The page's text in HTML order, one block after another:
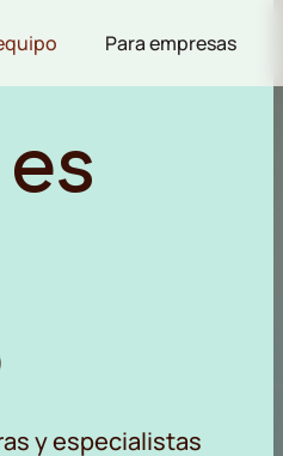
Para empresas
y especialistas